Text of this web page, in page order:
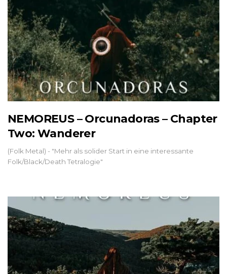
NEMOREUS – Orcunadoras – Chapter
Two: Wanderer
(Folk Metal) - "Mehr als solider Start in eine interessante
Folk/Black/Death Tetralogie"